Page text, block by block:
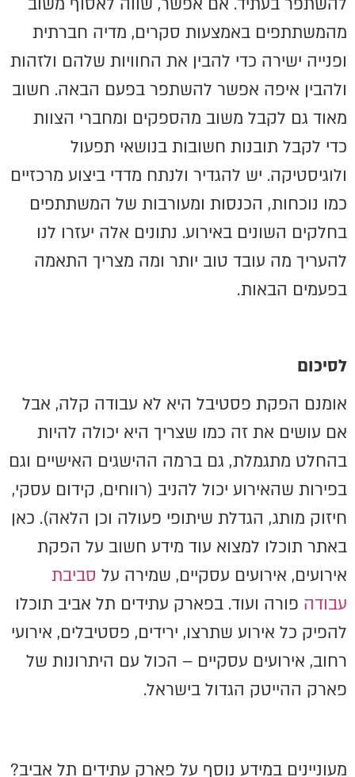
מהמשתתפים באמצעות סקרים, מדיה חברתית
ופנייה ישירה כדי להבין את החוויות שלהם ולזהות
ולהבין איפה אפשר להשתפר בפעם הבאה. חשוב
מאוד גם לקבל משוב מהספקים ומחברי הצוות
כדי לקבל תובנות חשובות בנושאי תפעול
ולוגיסטיקה. יש להגדיר ולנתח מדדי ביצוע מרכזיים
כמו נוכחות, הכנסות ומעורבות של המשתתפים
בחלקים השונים באירוע. נתונים אלה יעזרו לנו
להעריך מה עובד טוב יותר ומה מצריך התאמה
בפעמים הבאות.
לסיכום
אומנם הפקת פסטיבל היא לא עבודה קלה, אבל
אם עושים את זה כמו שצריך היא יכולה להיות
בהחלט מתגמלת, גם ברמה ההישגים האישיים וגם
בפירות שהאירוע יכול להניב (רווחים, קידום עסקי,
חיזוק מותג, הגדלת שיתופי פעולה וכן הלאה). כאן
באתר תוכלו למצוא עוד מידע חשוב על הפקת
אירועים, אירועים עסקיים, שמירה על סביבת
עבודה פורה ועוד. בפארק עתידים תל אביב תוכלו
להפיק כל אירוע שתרצו, ירידים, פסטיבלים, אירועי
רחוב, אירועים עסקיים – הכול עם היתרונות של
פארק ההייטק הגדול בישראל.
מעוניינים במידע נוסף על פארק עתידים תל אביב?